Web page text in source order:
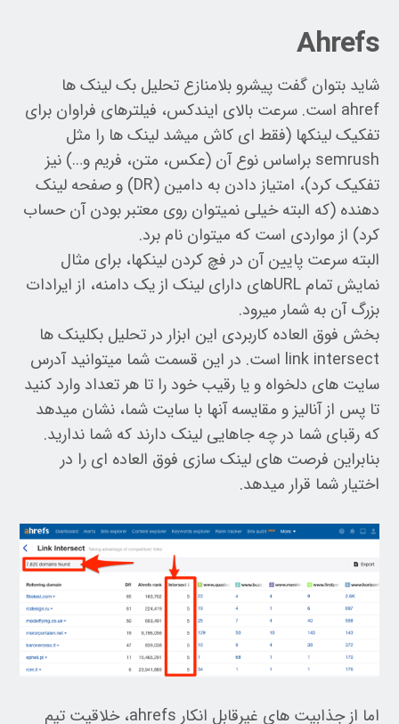
Ahrefs
شاید بتوان گفت پیشرو بلامنازع تحلیل بک لینک ها
ahref است. سرعت بالای ایندکس، فیلترهای فراوان برای
تفکیک لینکها (فقط ای کاش میشد لینک ها را مثل
semrush براساس نوع آن (عکس، متن، فریم و…) نیز
تفکیک کرد)، امتیاز دادن به دامین (DR) و صفحه لینک
دهنده (که البته خیلی نمیتوان روی معتبر بودن آن حساب
کرد) از مواردی است که میتوان نام برد.
البته سرعت پایین آن در فچ کردن لینکها، برای مثال
نمایش تمام URLهای دارای لینک از یک دامنه، از ایرادات
بزرگ آن به شمار میرود.
بخش فوق العاده کاربردی این ابزار در تحلیل بکلینک ها
link intersect است. در این قسمت شما میتوانید آدرس
سایت های دلخواه و یا رقیب خود را تا هر تعداد وارد کنید
تا پس از آنالیز و مقایسه آنها با سایت شما، نشان میدهد
که رقبای شما در چه جاهایی لینک دارند که شما ندارید.
بنابراین فرصت های لینک سازی فوق العاده ای را در
اختیار شما قرار میدهد.
اما از جذابیت های غیرقابل انکار ahrefs، خلاقیت تیم